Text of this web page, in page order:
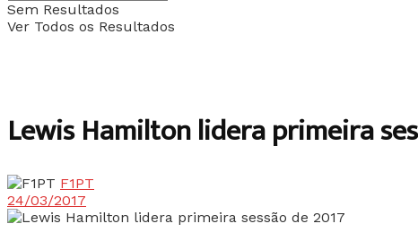
Sem Resultados
Ver Todos os Resultados
Lewis Hamilton lidera primeira
F1PT
24/03/2017